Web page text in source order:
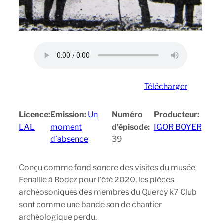
Télécharger
Licence:
LAL
Emission: Un
moment
d’absence
Numéro
d’épisode:
39
Producteur:
IGOR BOYER
Conçu comme fond sonore des visites du musée
Fenaille à Rodez pour l’été 2020, les pièces
archéosoniques des membres du Quercy k7 Club
sont comme une bande son de chantier
archéologique perdu.